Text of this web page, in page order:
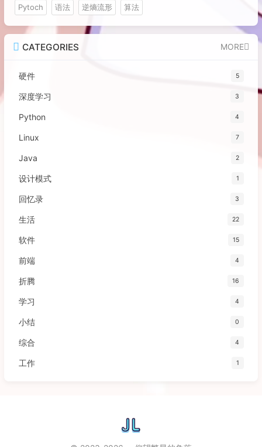
Pytoch 语法 逆熵流形 算法
CATEGORIES MORE
硬件 5
深度学习 3
Python 4
Linux 7
Java 2
设计模式 1
回忆录 3
生活 22
软件 15
前端 4
折腾 16
学习 4
小结 0
综合 4
工作 1